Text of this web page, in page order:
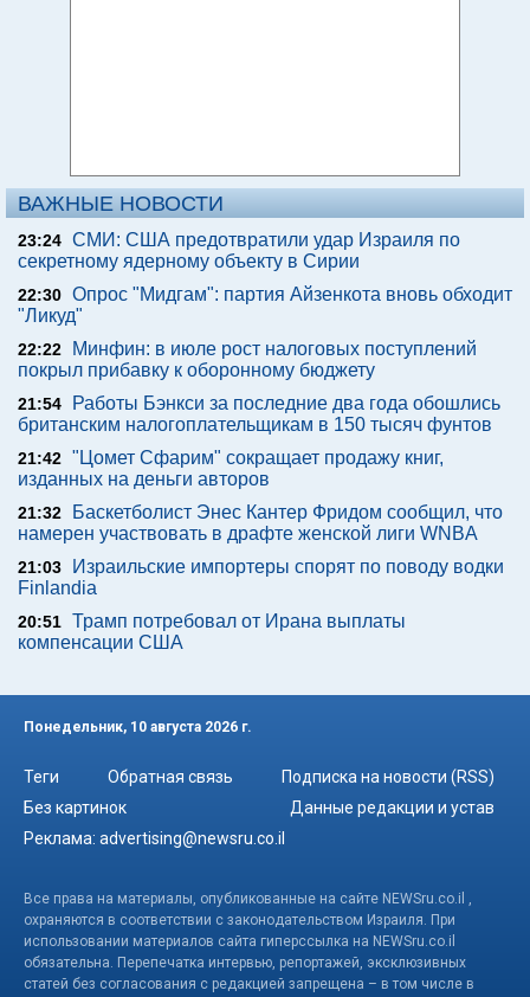
ВАЖНЫЕ НОВОСТИ
23:24 СМИ: США предотвратили удар Израиля по
секретному ядерному объекту в Сирии
22:30 Опрос "Мидгам": партия Айзенкота вновь обходит
"Ликуд"
22:22
Минфин: в июле рост налоговых поступлений
покрыл прибавку к оборонному бюджету
21:54
Работы Бэнкси за последние два года обошлись
британским налогоплательщикам в 150 тысяч фунтов
21:42 "Цомет Сфарим" сокращает продажу книг,
изданных на деньги авторов
21:32
Баскетболист Энес Кантер Фридом сообщил, что
намерен участвовать в драфте женской лиги WNBA
21:03
Израильские импортеры спорят по поводу водки
Finlandia
20:51 Трамп потребовал от Ирана выплаты
компенсации США
Понедельник, 10 августа 2026 г.
Теги Обратная связь
Подписка на новости (RSS)
Без картинок
Данные редакции и устав
Реклама: advertising@newsru.co.il
Все права на материалы, опубликованные на сайте NEWSru.co.il ,
охраняются в соответствии с законодательством Израиля. При
использовании материалов сайта гиперссылка на NEWSru.co.il
обязательна. Перепечатка интервью, репортажей, эксклюзивных
статей без согласования с редакцией запрещена – в том числе в